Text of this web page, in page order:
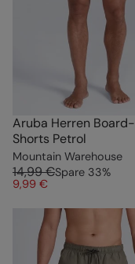
Aruba Herren Board-
Shorts Petrol
Mountain Warehouse
14,99 €Spare 33%
9,99 €